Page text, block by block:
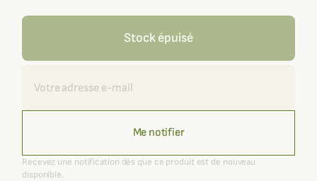
Stock épuisé
Me notifier
Recevez une notification dès que ce produit est de nouveau
disponible.